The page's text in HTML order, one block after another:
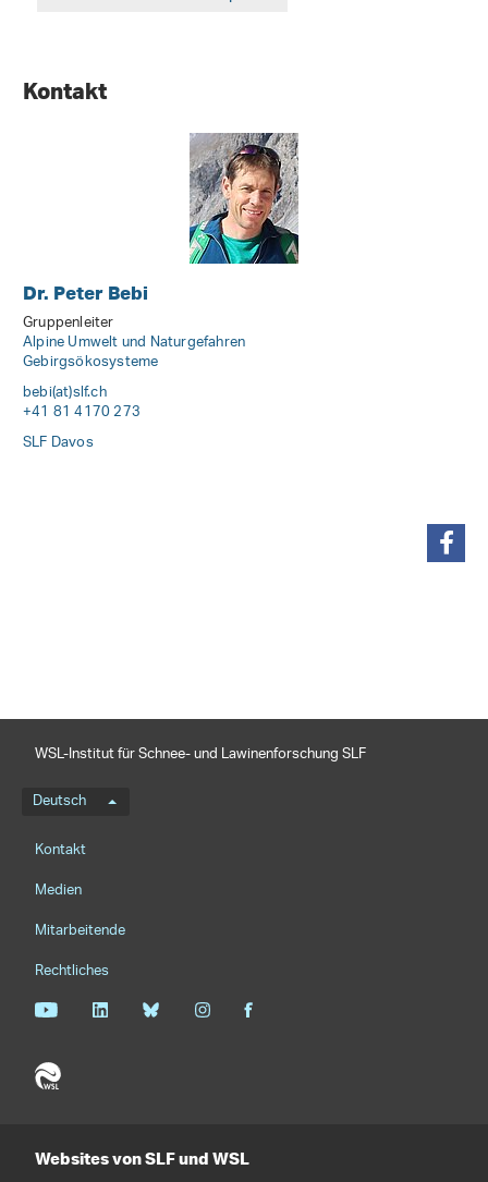
Kontakt
Dr. Peter Bebi
Gruppenleiter
Alpine Umwelt und Naturgefahren
Gebirgsökosysteme
bebi(at)slf.ch
+41 81 4170 273
SLF Davos
WSL-Institut für Schnee- und Lawinenforschung SLF
Sprachmenü
Deutsch
Footernavigation
Kontakt
Medien
Mitarbeitende
Rechtliches
Websites von SLF und WSL